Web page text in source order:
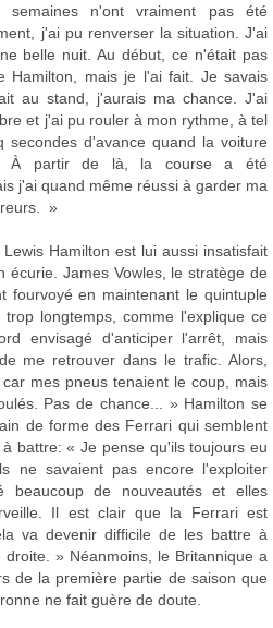
semaines n'ont vraiment pas été
j'ai pu renverser la situation. J'ai
belle nuit. Au début, ce n'était pas
Hamilton, mais je l'ai fait. Je savais
au stand, j'aurais ma chance. J'ai
et j'ai pu rouler à mon rythme, à tel
secondes d'avance quand la voiture
À partir de là, la course a été
j'ai quand même réussi à garder ma
»
Hamilton est lui aussi insatisfait
écurie. James Vowles, le stratège de
fourvoyé en maintenant le quintuple
longtemps, comme l'explique ce
envisagé d'anticiper l'arrêt, mais
me retrouver dans le trafic. Alors,
mes pneus tenaient le coup, mais
Pas de chance... » Hamilton se
de forme des Ferrari qui semblent
battre: « Je pense qu'ils toujours eu
ne savaient pas encore l'exploiter
beaucoup de nouveautés et elles
Il est clair que la Ferrari est
va devenir difficile de les battre à
» Néanmoins, le Britannique a
de la première partie de saison que
ne fait guère de doute.